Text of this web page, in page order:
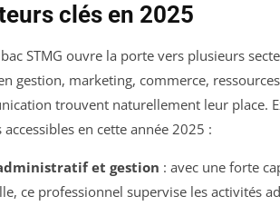
clés en 2025
STMG ouvre la porte vers plusieurs
gestion, marketing, commerce,
trouvent naturellement leur place.
en cette année 2025 :
et gestion : avec une forte
ce professionnel supervise les activités